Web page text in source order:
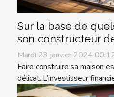
Sur la base de
son constructeur
Mardi 23 janvier 2024
Faire construire sa maison
délicat. L’investisseur